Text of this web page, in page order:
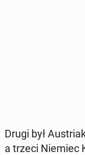
Drugi był
a trzeci Niemiec